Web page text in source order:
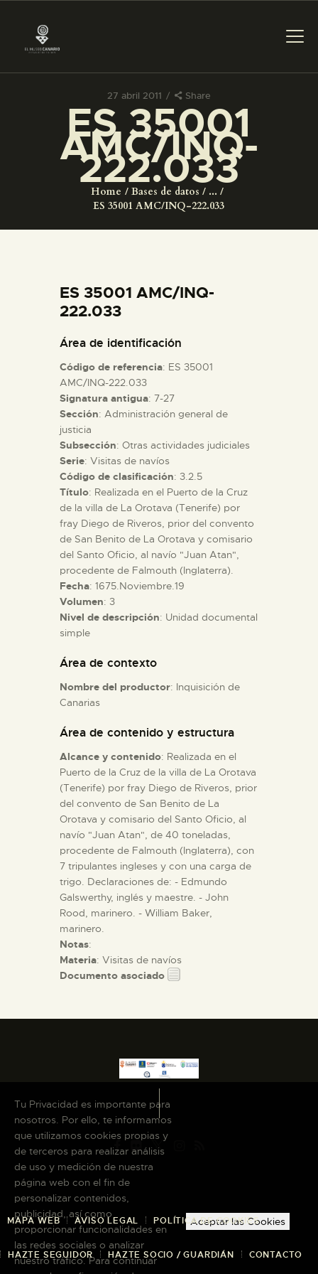
27 abril 2011 Share
ES 35001
AMC/INQ-
222.033
Home Bases de datos
...
ES 35001 AMC/INQ-222.033
PREPARAR LA VISITA
ACTIVIDADES
COLECCIONES
ESPAÑOL
PREPARAR LA VISITA
ACTIVIDADES
█
EL MUSEO
COLECCIONES
DIDÁCTICA
ES 35001 AMC/INQ-
222.033
Área de identificación
Código de referencia: ES 35001
AMC/INQ-222.033
Signatura antigua: 7-27
Sección: Administración general de
justicia
Subsección: Otras actividades judiciales
Serie: Visitas de navíos
Código de clasificación: 3.2.5
Título: Realizada en el Puerto de la Cruz
de la villa de La Orotava (Tenerife) por
fray Diego de Riveros, prior del convento
de San Benito de La Orotava y comisario
del Santo Oficio, al navío "Juan Atan",
procedente de Falmouth (Inglaterra).
Fecha: 1675.Noviembre.19
Volumen: 3
Nivel de descripción: Unidad documental
simple
Área de contexto
Nombre del productor: Inquisición de
Canarias
Área de contenido y estructura
Alcance y contenido: Realizada en el
Puerto de la Cruz de la villa de La Orotava
(Tenerife) por fray Diego de Riveros, prior
del convento de San Benito de La
Orotava y comisario del Santo Oficio, al
navío "Juan Atan", de 40 toneladas,
procedente de Falmouth (Inglaterra), con
7 tripulantes ingleses y con una carga de
trigo. Declaraciones de: - Edmundo
Galswerthy, inglés y maestre. - John
Rood, marinero. - William Baker,
marinero.
Notas:
Materia: Visitas de navíos
Documento asociado
MAPA WEB AVISO LEGAL POLÍTICA DE COOKIES
HAZTE SEGUIDOR HAZTE SOCIO / GUARDIÁN CONTACTO
Tu Privacidad es importante para
nosotros. Por ello, te informamos
que utilizamos cookies propias y
de terceros para realizar análisis
de uso y medición de nuestra
página web con el fin de
personalizar contenidos,
publicidad, así como
proporcionar funcionalidades en
las redes sociales o analizar
nuestro tráfico. Para continuar
Aceptar las Cookies